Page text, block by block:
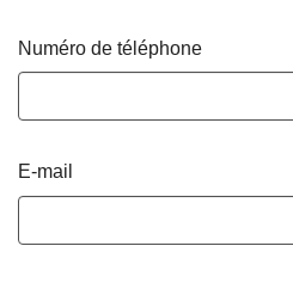
Numéro de téléphone
E-mail